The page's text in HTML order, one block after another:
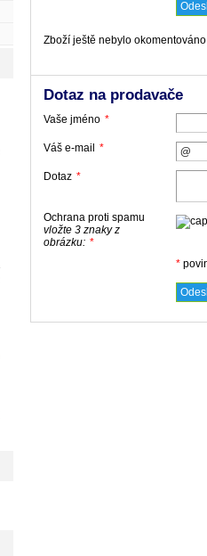
Zboží ještě nebylo
Dotaz na prodavače
Vaše jméno *
Váš e-mail *
Dotaz *
Ochrana proti spamu
vložte 3 znaky z
obrázku: *
*